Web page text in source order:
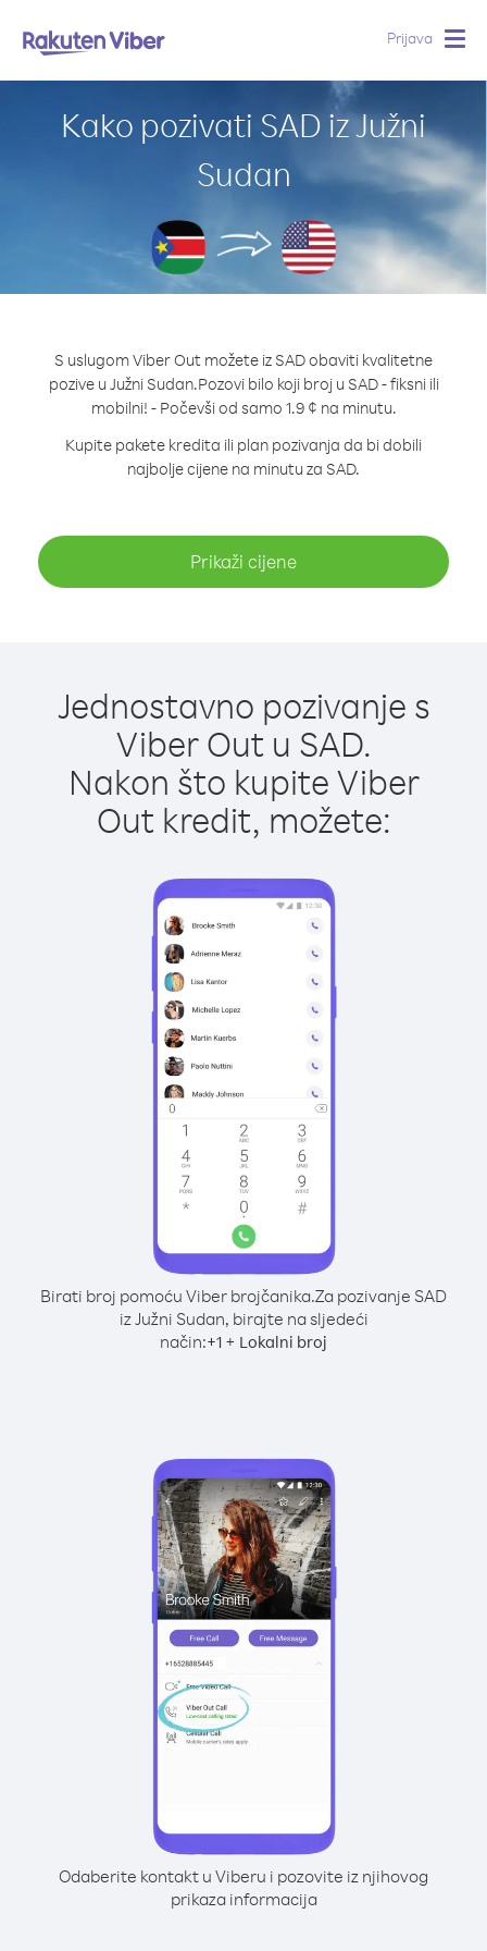
Prijava
Kako pozivati SAD iz Južni
Sudan
S uslugom Viber Out možete iz SAD obaviti kvalitetne
pozive u Južni Sudan.Pozovi bilo koji broj u SAD - fiksni ili
mobilni! - Počevši od samo 1.9 ¢ na minutu.
Kupite pakete kredita ili plan pozivanja da bi dobili
najbolje cijene na minutu za SAD.
Prikaži cijene
Jednostavno pozivanje s
Viber Out u SAD.
Nakon što kupite Viber
Out kredit, možete:
Birati broj pomoću Viber brojčanika.Za pozivanje SAD
iz Južni Sudan, birajte na sljedeći
način:+1 + Lokalni broj
Odaberite kontakt u Viberu i pozovite iz njihovog
prikaza informacija